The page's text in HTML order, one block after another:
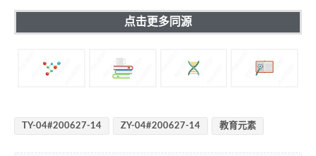
点击更多同源
TY-04#200627-14 ZY-04#200627-14 教育元素